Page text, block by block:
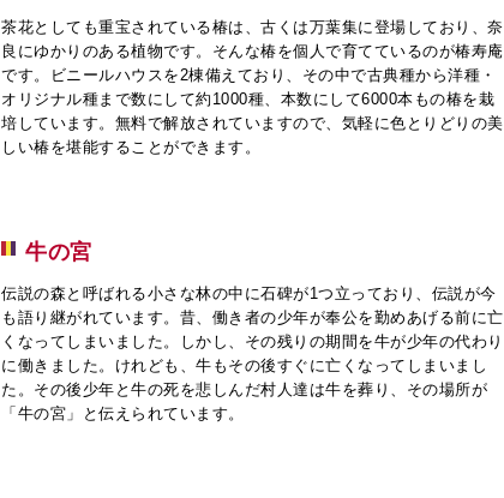
茶花としても重宝されている椿は、古くは万葉集に登場しており、奈
良にゆかりのある植物です。そんな椿を個人で育てているのが椿寿庵
です。ビニールハウスを2棟備えており、その中で古典種から洋種・
オリジナル種まで数にして約1000種、本数にして6000本もの椿を栽
培しています。無料で解放されていますので、気軽に色とりどりの美
しい椿を堪能することができます。
牛の宮
伝説の森と呼ばれる小さな林の中に石碑が1つ立っており、伝説が今
も語り継がれています。昔、働き者の少年が奉公を勤めあげる前に亡
くなってしまいました。しかし、その残りの期間を牛が少年の代わり
に働きました。けれども、牛もその後すぐに亡くなってしまいまし
た。その後少年と牛の死を悲しんだ村人達は牛を葬り、その場所が
「牛の宮」と伝えられています。